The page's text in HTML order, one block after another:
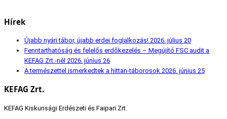
Hírek
Újabb nyári tábor, újabb erdei foglalkozás! 2026. július 20
Fenntarthatóság és felelős erdőkezelés – Megújító FSC audit a
KEFAG Zrt.-nél 2026. június 26
A természettel ismerkedtek a hittan-táborosok 2026. június 25
KEFAG Zrt.
KEFAG Kiskunsági Erdészeti és Faipari Zrt.